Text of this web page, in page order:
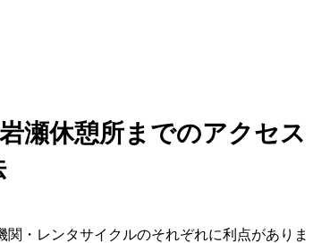
瀬休憩所までのアクセス
・レンタサイクルのそれぞれに利点がありま